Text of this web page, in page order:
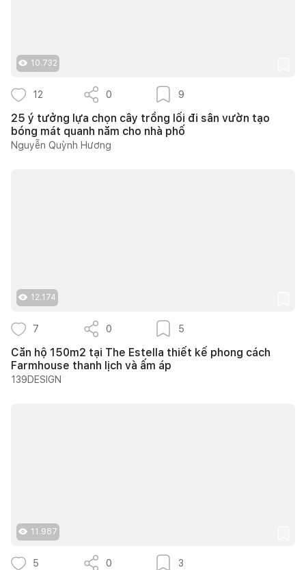
10.732
12 0 9
25 ý tưởng lựa chọn cây trồng lối đi sân vườn tạo
bóng mát quanh năm cho nhà phố
Nguyễn Quỳnh Hương
12.174
7 0 5
Căn hộ 150m2 tại The Estella thiết kế phong cách
Farmhouse thanh lịch và ấm áp
139DESIGN
11.987
5 0 3